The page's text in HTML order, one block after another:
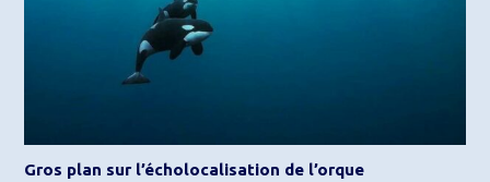
Gros plan sur l’écholocalisation de l’orque